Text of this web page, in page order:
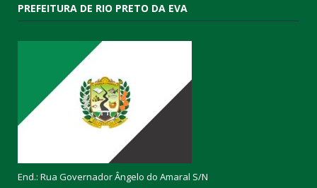
PREFEITURA DE RIO PRETO DA EVA
End.: Rua Governador Ângelo do Amaral S/N